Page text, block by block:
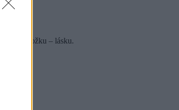
zložku – lásku.